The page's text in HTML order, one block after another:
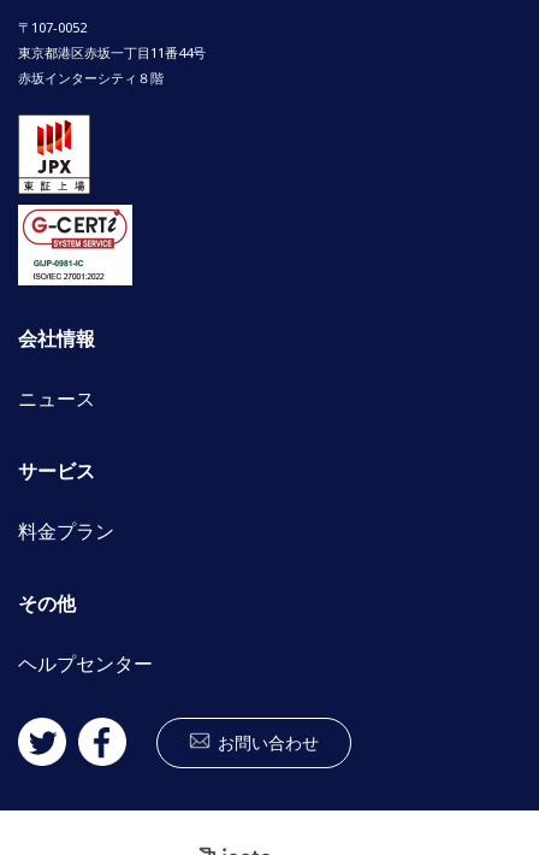
〒107-0052
東京都港区赤坂一丁目11番44号
赤坂インターシティ８階
会社情報
ニュース
サービス
料金プラン
その他
ヘルプセンター
お問い合わせ